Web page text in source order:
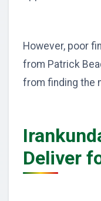
However, poor
from Patrick
from finding the
Deliver